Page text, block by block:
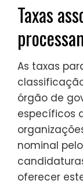
Taxas
As taxas
órgão de
específicos
nominal
oferecer